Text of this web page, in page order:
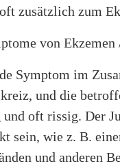
zusätzlich zum
von
Symptom im
und die
oft rissig. Der
sein, wie z. B.
und anderen